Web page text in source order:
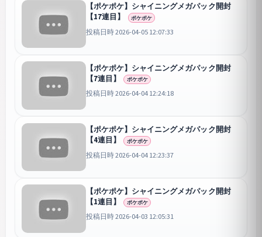
【ポケポケ】シャイニングメガパック開封
【17連目】
ポケポケ
投稿日時 2026-04-05 12:07:33
【ポケポケ】シャイニングメガパック開封
【7連目】
ポケポケ
投稿日時 2026-04-04 12:24:18
【ポケポケ】シャイニングメガパック開封
【4連目】
ポケポケ
投稿日時 2026-04-04 12:23:37
【ポケポケ】シャイニングメガパック開封
【1連目】
ポケポケ
投稿日時 2026-04-03 12:05:31